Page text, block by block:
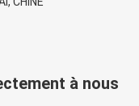
à nous